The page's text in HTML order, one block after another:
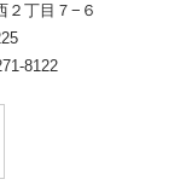
２丁目７−６
8122